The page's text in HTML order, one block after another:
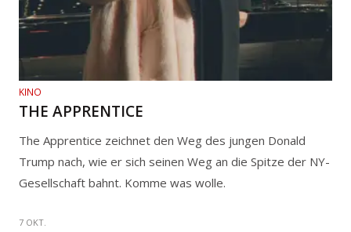
KINO
THE APPRENTICE
The Apprentice zeichnet den Weg des jungen Donald
Trump nach, wie er sich seinen Weg an die Spitze der NY-
Gesellschaft bahnt. Komme was wolle.
7 OKT.